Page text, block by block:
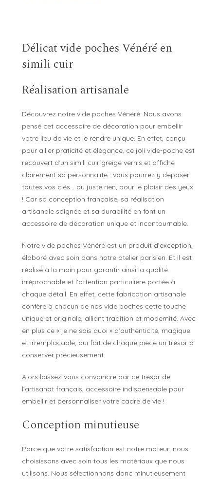
Délicat vide poches Vénéré en
simili cuir
Réalisation artisanale
Découvrez notre vide poches Vénéré. Nous avons
pensé cet accessoire de décoration pour embellir
votre lieu de vie et le rendre unique. En effet, conçu
pour allier praticité et élégance, ce joli vide-poche est
recouvert d’un simili cuir greige vernis et affiche
clairement sa personnalité : vous pourrez y déposer
toutes vos clés… ou juste rien, pour le plaisir des yeux
! Car sa conception française, sa réalisation
artisanale soignée et sa durabilité en font un
accessoire de décoration unique et incontournable.
Notre vide poches Vénéré est un produit d’exception,
élaboré avec soin dans notre atelier parisien. Et il est
réalisé à la main pour garantir ainsi la qualité
irréprochable et l’attention particulière portée à
chaque détail. En effet, cette fabrication artisanale
confère à chacun de nos vide poches cette touche
unique et originale, alliant tradition et modernité. Avec
en plus ce « je ne sais quoi » d’authenticité, magique
et irremplaçable, qui fait de chaque pièce un trésor à
conserver précieusement.
Alors laissez-vous convaincre par ce trésor de
l’artisanat français, accessoire indispensable pour
embellir et personnaliser votre cadre de vie !
Conception minutieuse
Parce que votre satisfaction est notre moteur, nous
choisissons avec soin tous les matériaux que nous
utilisons. Nous sélectionnons donc minutieusement